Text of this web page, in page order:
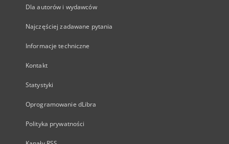
Dla autorów i wydawców
Najczęściej zadawane pytania
Informacje techniczne
Kontakt
Statystyki
Oprogramowanie dLibra
Polityka prywatności